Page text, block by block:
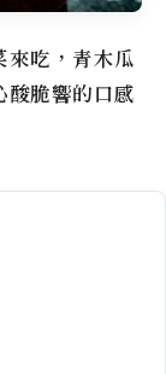
來吃，青木瓜
酸脆響的口感